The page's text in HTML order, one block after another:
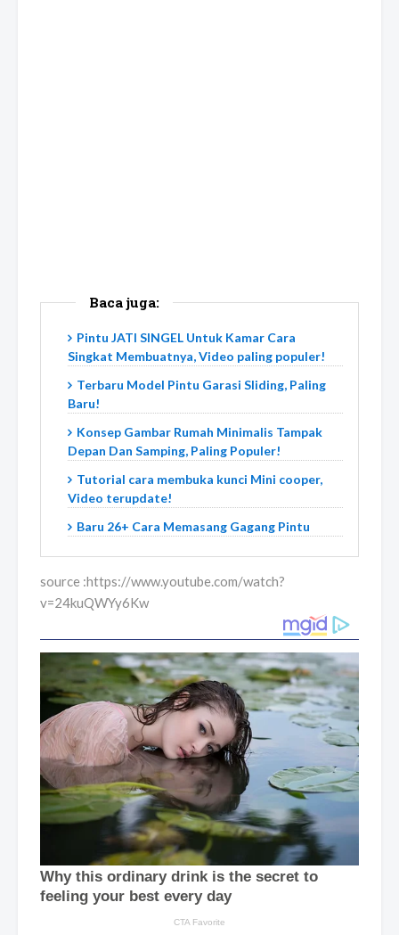
Baca juga:
Pintu JATI SINGEL Untuk Kamar Cara
Singkat Membuatnya, Video paling populer!
Terbaru Model Pintu Garasi Sliding, Paling
Baru!
Konsep Gambar Rumah Minimalis Tampak
Depan Dan Samping, Paling Populer!
Tutorial cara membuka kunci Mini cooper,
Video terupdate!
Baru 26+ Cara Memasang Gagang Pintu
source :https://www.youtube.com/watch?
v=24kuQWYy6Kw